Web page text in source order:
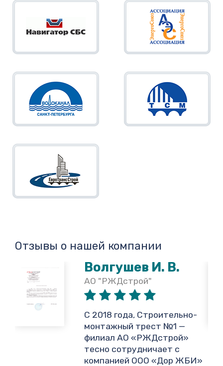
Отзывы о нашей компании
Волгушев И. В.
АО "РЖДстрой"
С 2018 года, Строительно-
монтажный трест №1 —
филиал АО «РЖДстрой»
тесно сотрудничает с
компанией ООО «Дор ЖБИ»